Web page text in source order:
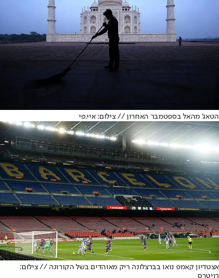
הטאג' מהאל בספטמבר האחרון // צילום: איי.פי
אצטדיון קאמפ נואו בברצלונה ריק מאוהדים בשל הקורונה // צילום:
רויטרס